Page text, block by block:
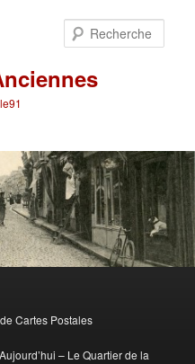
Cartes Postales
– Le Quartier de la